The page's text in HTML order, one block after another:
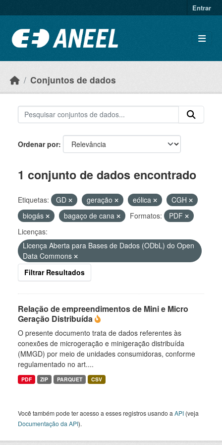
Entrar
Conjuntos de dados
Ordenar por
1 conjunto de dados encontrado
Etiquetas: GD geração eólica
CGH
biogás
bagaço de cana Formatos:
PDF
Licenças:
Licença Aberta para Bases de Dados (ODbL) do Open
Data Commons
Filtrar Resultados
Relação de empreendimentos de Mini e Micro
Geração Distribuída
O presente documento trata de dados referentes às
conexões de microgeração e minigeração distribuída
(MMGD) por meio de unidades consumidoras, conforme
regulamentado no art....
PDF ZIP PARQUET CSV
Você também pode ter acesso a esses registros usando a API (veja
Documentação da API).